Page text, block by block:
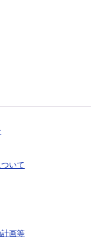
いて
画­等